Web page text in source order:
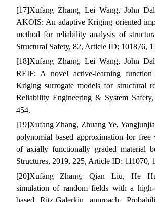
[17]Xufang Zhang, Lei Wang, John
AKOIS: An adaptive Kriging oriented
method for reliability analysis of
Structural Safety, 82, Article ID: 101876,
[18]Xufang Zhang, Lei Wang, John
REIF: A novel active-learning function
Kriging surrogate models for structural
Reliability Engineering & System
454.
[19]Xufang Zhang, Zhuang Ye,
polynomial based approximation for free
of axially functionally graded material
Structures, 2019, 225, Article ID: 111070,
[20]Xufang Zhang, Qian Liu, He
simulation of random fields with a
based Ritz-Galerkin approach,